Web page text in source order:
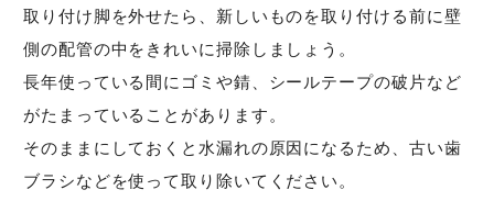
取り付け脚を外せたら、新しいものを取り付ける前に壁
側の配管の中をきれいに掃除しましょう。
長年使っている間にゴミや錆、シールテープの破片など
がたまっていることがあります。
そのままにしておくと水漏れの原因になるため、古い歯
ブラシなどを使って取り除いてください。